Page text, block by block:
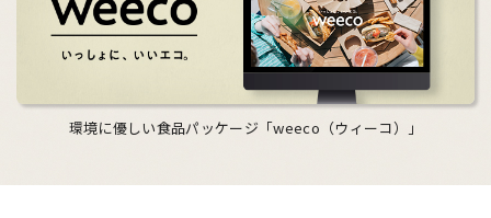
環境に優しい食品パッケージ「weeco（ウィーコ）」